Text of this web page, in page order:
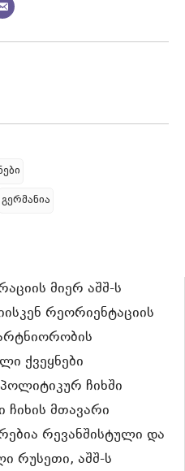
გერმანია
მიერ აშშ-ს
რეორიენტაციის
ქვეყნები
ჩიხში
ჩიხის მთავარი
რევანშისტული და
რუსეთი, აშშ-ს